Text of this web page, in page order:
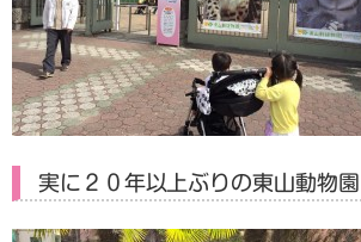
実に２０年以上ぶりの東山動物園